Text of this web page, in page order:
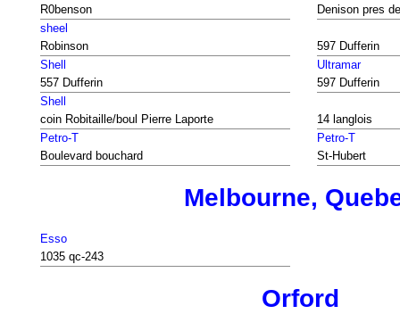
R0benson
Denison pres
sheel
Robinson
597 Dufferin
Shell
557 Dufferin
Ultramar
597 Dufferin
Shell
coin Robitaille/boul Pierre Laporte
14 langlois
Petro-T
Boulevard bouchard
Petro-T
St-Hubert
Melbourne,
Esso
1035 qc-243
Orford